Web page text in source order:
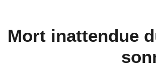
Mort inattendue